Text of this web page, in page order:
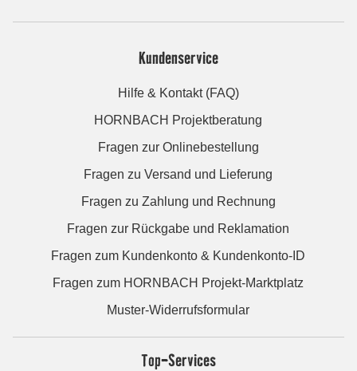
Kundenservice
Hilfe & Kontakt (FAQ)
HORNBACH Projektberatung
Fragen zur Onlinebestellung
Fragen zu Versand und Lieferung
Fragen zu Zahlung und Rechnung
Fragen zur Rückgabe und Reklamation
Fragen zum Kundenkonto & Kundenkonto-ID
Fragen zum HORNBACH Projekt-Marktplatz
Muster-Widerrufsformular
Top-Services